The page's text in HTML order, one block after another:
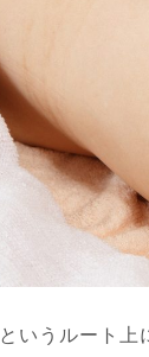
いうルート